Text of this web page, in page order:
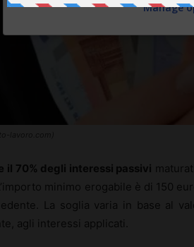
il 70% degli interessi passivi
minimo erogabile è di 150
La soglia varia in base al
agli interessi applicati.
Manage